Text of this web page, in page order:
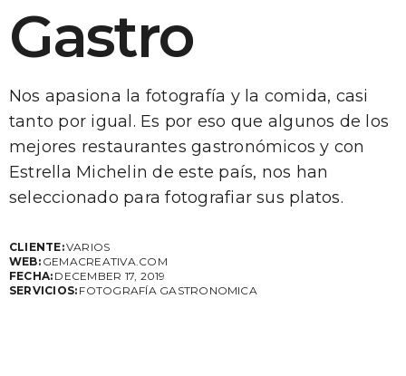
Gastro
Nos apasiona la fotografía y la comida, casi
tanto por igual. Es por eso que algunos de los
mejores restaurantes gastronómicos y con
Estrella Michelin de este país, nos han
seleccionado para fotografiar sus platos.
CLIENTE:VARIOS
WEB: GEMACREATIVA.COM
FECHA: DECEMBER 17, 2019
SERVICIOS: FOTOGRAFÍA GASTRONOMICA